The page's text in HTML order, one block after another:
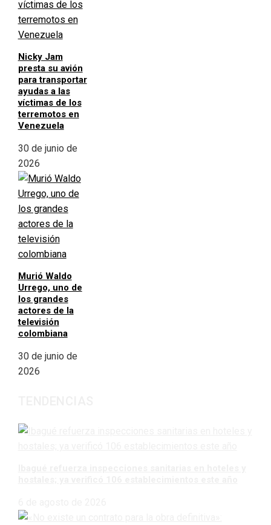
Nicky Jam
presta su avión
para transportar
ayudas a las
víctimas de los
terremotos en
Venezuela
30 de junio de
2026
Murió Waldo
Urrego, uno de
los grandes
actores de la
televisión
colombiana
30 de junio de
2026